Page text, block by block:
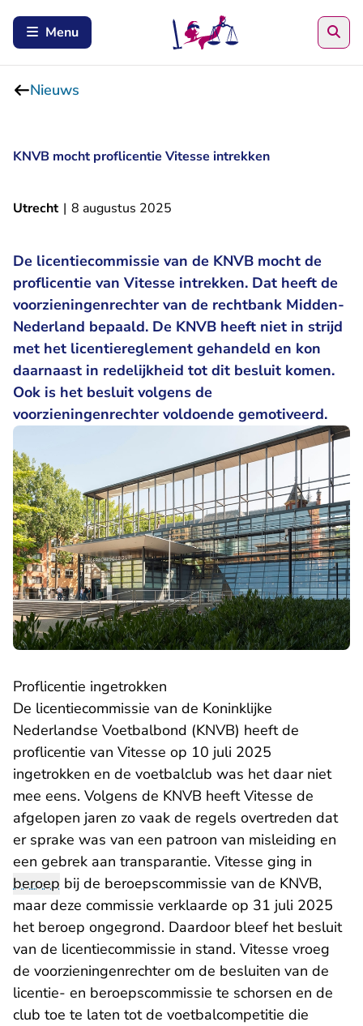
Menu
Nieuws
KNVB mocht proflicentie Vitesse intrekken
Utrecht | 8 augustus 2025
De licentiecommissie van de KNVB mocht de
proflicentie van Vitesse intrekken. Dat heeft de
voorzieningenrechter van de rechtbank Midden-
Nederland bepaald. De KNVB heeft niet in strijd
met het licentiereglement gehandeld en kon
daarnaast in redelijkheid tot dit besluit komen.
Ook is het besluit volgens de
voorzieningenrechter voldoende gemotiveerd.
Proflicentie ingetrokken
De licentiecommissie van de Koninklijke
Nederlandse Voetbalbond (KNVB) heeft de
proflicentie van Vitesse op 10 juli 2025
ingetrokken en de voetbalclub was het daar niet
mee eens. Volgens de KNVB heeft Vitesse de
afgelopen jaren zo vaak de regels overtreden dat
er sprake was van een patroon van misleiding en
een gebrek aan transparantie. Vitesse ging in
beroep bij de beroepscommissie van de KNVB,
maar deze commissie verklaarde op 31 juli 2025
het beroep ongegrond. Daardoor bleef het besluit
van de licentiecommissie in stand. Vitesse vroeg
de voorzieningenrechter om de besluiten van de
licentie- en beroepscommissie te schorsen en de
club toe te laten tot de voetbalcompetitie die